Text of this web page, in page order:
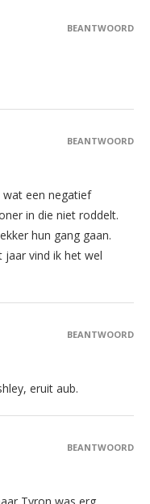
BEANTWOORD
wat een negatief
in die niet roddelt.
hun gang gaan.
vind ik het wel
BEANTWOORD
eruit aub.
BEANTWOORD
Tyron was erg
BEANTWOORD